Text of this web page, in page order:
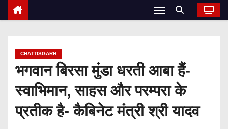
CHATTISGARH
भगवान बिरसा मुंडा धरती आबा हैं-
स्वाभिमान, साहस और परम्परा के
प्रतीक है- कैबिनेट मंत्री श्री यादव